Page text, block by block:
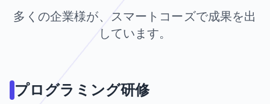
多くの企業様が、スマートコーズで成果を出
しています。
プログラミング研修